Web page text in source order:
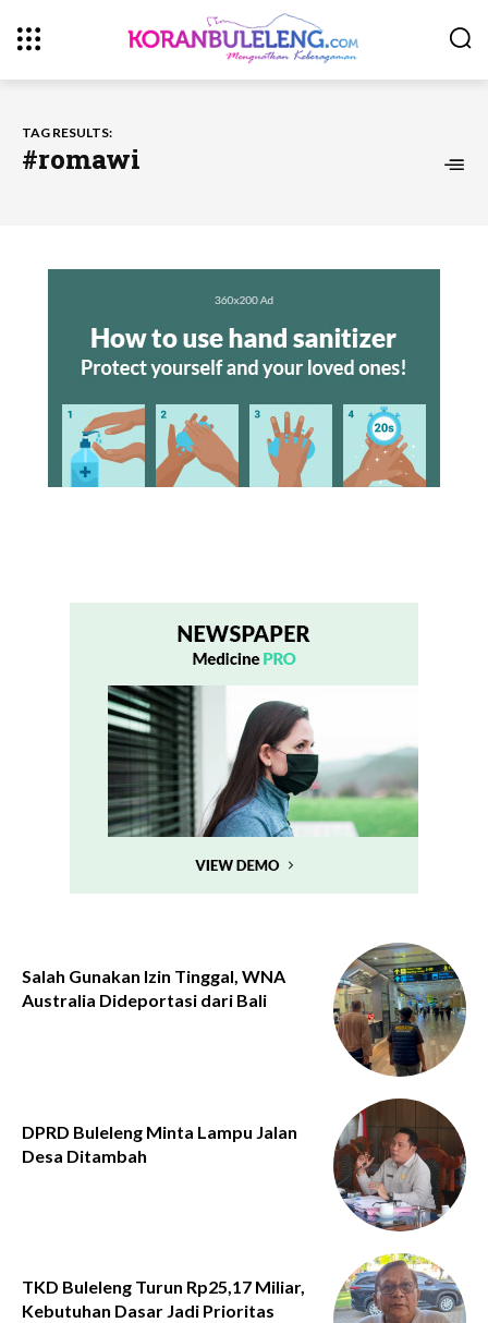
TAG RESULTS:
#romawi
Salah Gunakan Izin Tinggal, WNA
Australia Dideportasi dari Bali
DPRD Buleleng Minta Lampu Jalan
Desa Ditambah
TKD Buleleng Turun Rp25,17 Miliar,
Kebutuhan Dasar Jadi Prioritas